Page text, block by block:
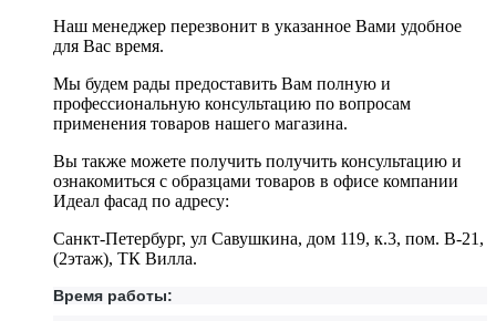
Наш менеджер перезвонит в указанное Вами удобное
для Вас время.
Мы будем рады предоставить Вам полную и
профессиональную консультацию по вопросам
применения товаров нашего магазина.
Вы также можете получить получить консультацию и
ознакомиться с образцами товаров в офисе компании
Идеал фасад по адресу:
Санкт-Петербург, ул Савушкина, дом 119, к.3, пом. В-21,
(2этаж), ТК Вилла.
Время работы: